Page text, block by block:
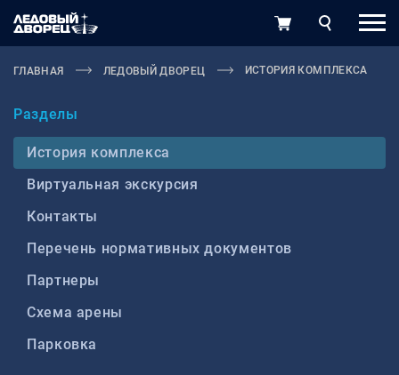
ГЛАВНАЯ ЛЕДОВЫЙ ДВОРЕЦ ИСТОРИЯ КОМПЛЕКСА
Разделы
История комплекса
Виртуальная экскурсия
Контакты
Перечень нормативных документов
Партнеры
Схема арены
Парковка